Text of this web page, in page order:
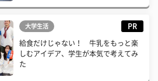
大学生活 PR
給食だけじゃない！ 牛乳をもっと楽
しむアイデア、学生が本気で考えてみ
た